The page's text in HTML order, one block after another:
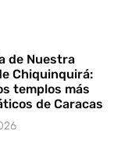
de Nuestra
Chiquinquirá:
templos más
de Caracas